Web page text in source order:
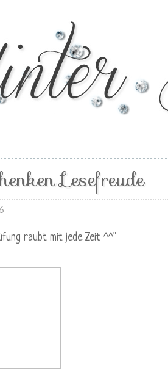
Lesefreude
raubt mit jede Zeit ^^"